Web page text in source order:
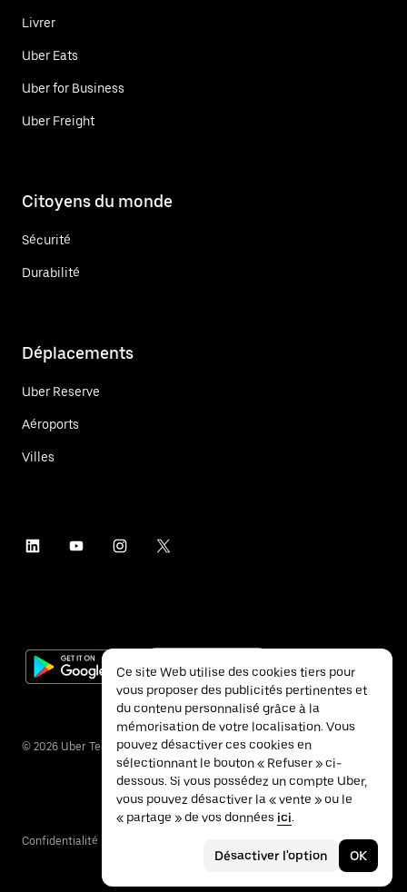
Livrer
Uber Eats
Uber for Business
Uber Freight
Citoyens du monde
Sécurité
Durabilité
Déplacements
Uber Reserve
Aéroports
Villes
© 2026 Uber Technologies Inc.
Confidentialité
Ce site Web utilise des cookies tiers pour
vous proposer des publicités pertinentes et
du contenu personnalisé grâce à la
mémorisation de votre localisation. Vous
pouvez désactiver ces cookies en
sélectionnant le bouton « Refuser » ci-
dessous. Si vous possédez un compte Uber,
vous pouvez désactiver la « vente » ou le
« partage » de vos données ici.
Désactiver l'option OK